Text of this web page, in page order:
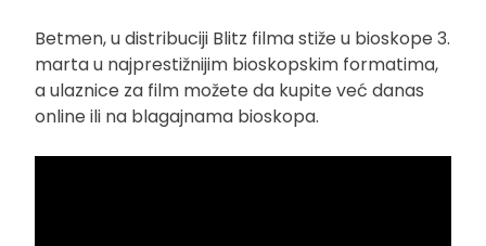
Betmen, u distribuciji Blitz filma stiže u bioskope 3.
marta u najprestižnijim bioskopskim formatima,
a ulaznice za film možete da kupite već danas
online ili na blagajnama bioskopa.